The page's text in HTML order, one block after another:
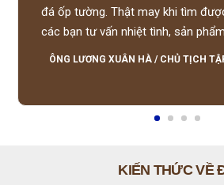
đá ốp tường. Thật may khi tìm
các bạn tư vấn nhiệt tình, sản
lượng tốt, giá hợp lý, hỗ
ÔNG LƯƠNG XUÂN HÀ / CHỦ TỊCH
KIẾN THỨC VỀ